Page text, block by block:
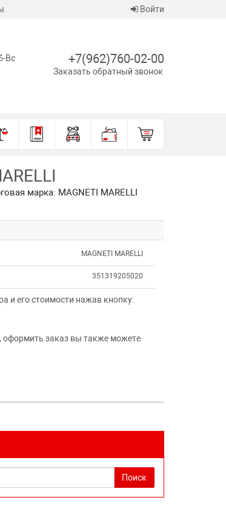
Войти
Вс
+7(962)760-02-00
Заказать обратный звонок
марка: MAGNETI MARELLI
MAGNETI MARELLI
351319205020
и его стоимости нажав кнопку:
заказ вы также можете
Поиск